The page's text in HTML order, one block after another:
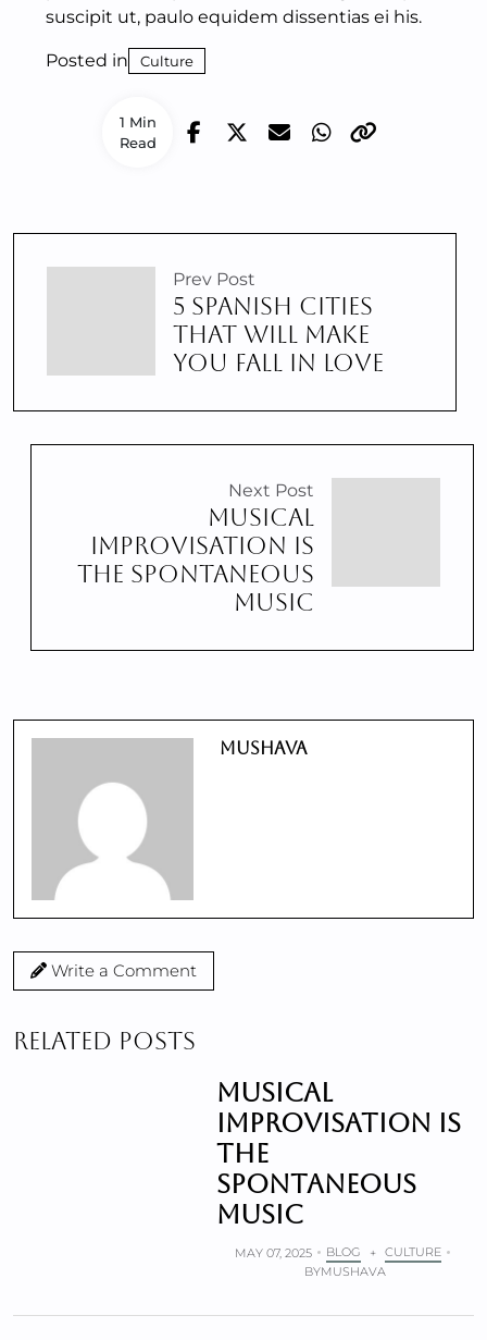
1 Min
Read
suscipit ut, paulo equidem dissentias ei his.
Posted in Culture
Prev Post
5 SPANISH CITIES
THAT WILL MAKE
YOU FALL IN LOVE
Next Post
MUSICAL
IMPROVISATION IS
THE SPONTANEOUS
MUSIC
Mushava
Write a Comment
RELATED POSTS
Musical
improvisation is
the
spontaneous
music
MAY 07, 2025 BLOG + CULTURE
BYMUSHAVA